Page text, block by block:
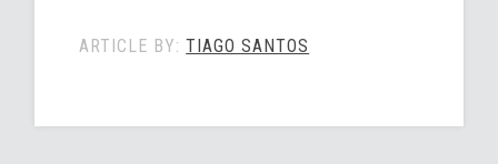
ARTICLE BY:TIAGO SANTOS